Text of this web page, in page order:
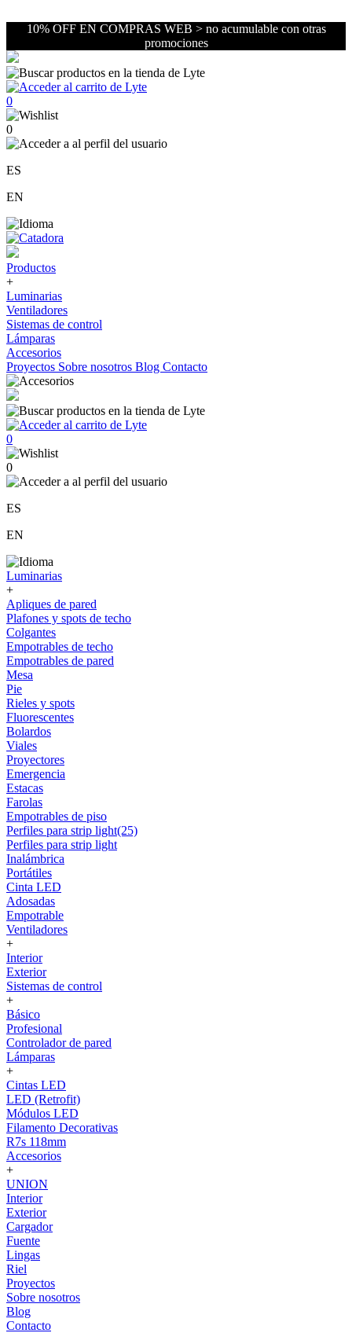
10% OFF EN COMPRAS WEB > no acumulable con otras
promociones
0
0
ES
EN
Productos
+
Luminarias
Ventiladores
Sistemas de control
Lámparas
Accesorios
Proyectos Sobre nosotros Blog Contacto
0
0
ES
EN
Luminarias
+
Apliques de pared
Plafones y spots de techo
Colgantes
Empotrables de techo
Empotrables de pared
Mesa
Pie
Rieles y spots
Fluorescentes
Bolardos
Viales
Proyectores
Emergencia
Estacas
Farolas
Empotrables de piso
Perfiles para strip light(25)
Perfiles para strip light
Inalámbrica
Portátiles
Cinta LED
Adosadas
Empotrable
Ventiladores
+
Interior
Exterior
Sistemas de control
+
Básico
Profesional
Controlador de pared
Lámparas
+
Cintas LED
LED (Retrofit)
Módulos LED
Filamento Decorativas
R7s 118mm
Accesorios
+
UNION
Interior
Exterior
Cargador
Fuente
Lingas
Riel
Proyectos
Sobre nosotros
Blog
Contacto